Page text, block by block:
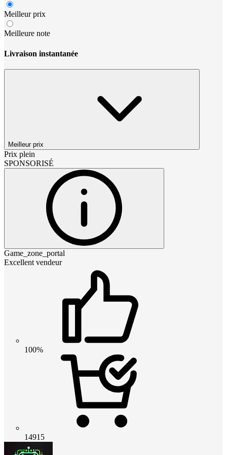
Meilleur prix
Meilleure note
Livraison instantanée
Meilleur prix
Prix plein
SPONSORISÉ
Game_zone_portal
Excellent vendeur
100%
14915